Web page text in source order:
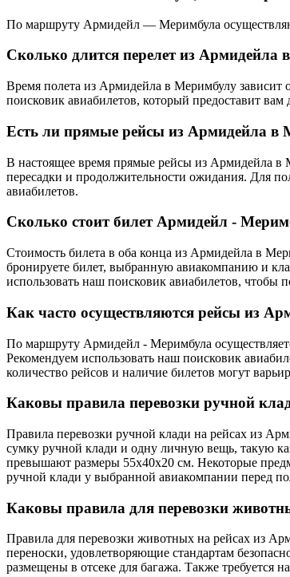
По маршруту Армидейл — Меримбула
Сколько длится перелет из Армидейла
Время полета из Армидейла в Меримбулу зависит
поисковик авиабилетов, который предоставит
Есть ли прямые рейсы из Армидейла в
В настоящее время прямые рейсы из Армидейла в
пересадки и продолжительности ожидания. Для
авиабилетов.
Сколько стоит билет Армидейл -
Стоимость билета в оба конца из Армидейла в
бронируете билет, выбранную авиакомпанию и
использовать наш поисковик авиабилетов,
Как часто осуществляются рейсы из
По маршруту Армидейл - Меримбула
Рекомендуем использовать наш поисковик
количество рейсов и наличие билетов могут
Каковы правила перевозки ручной
Правила перевозки ручной клади на рейсах из
сумку ручной клади и одну личную вещь, такую
превышают размеры 55x40x20 см. Некоторые
ручной клади у выбранной авиакомпании перед
Каковы правила для перевозки
Правила для перевозки животных на рейсах из
переноски, удовлетворяющие стандартам
размещены в отсеке для багажа. Также требуется